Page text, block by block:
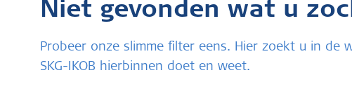
Niet gevonden wat u
Probeer onze slimme filter eens. Hier zoekt u in
SKG-IKOB hierbinnen doet en weet.